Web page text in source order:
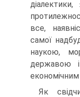
все,
самої
наукою,
державою
Як